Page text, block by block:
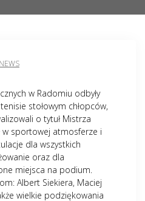
NEWS
w Radomiu odbyły
stołowym chłopców,
o tytuł Mistrza
w sportowej atmosferze i
dla wszystkich
oraz dla
miejsca na podium.
Albert Siekiera, Maciej
wielkie podziękowania